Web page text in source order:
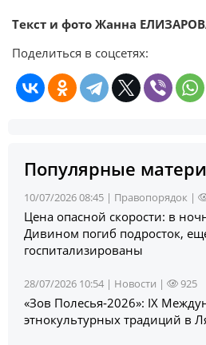
Текст и фото Жанна
Поделиться в соцсетях:
Популярные
10/07/2026 08:45 | Правопорядок |
Цена опасной скорости: в
Дивином погиб подросток,
госпитализированы
28/07/2026 10:54 | Новости | 925
«Зов Полесья‑2026»: IX
этнокультурных традиций в